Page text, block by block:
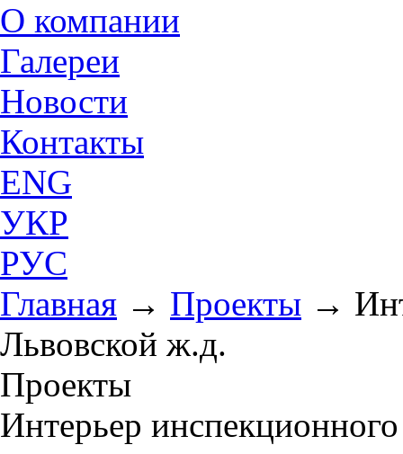
О компании
Галереи
Новости
Контакты
ENG
УКР
РУС
Главная → Проекты →
Львовской ж.д.
Проекты
Интерьер